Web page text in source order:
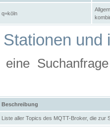
q=köln
und
Beschreibung
Liste aller Topics des MQTT-Broker, die zur